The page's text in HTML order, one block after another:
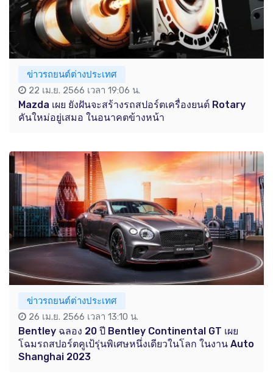
ข่าวรถยนต์ต่างประเทศ
22 เม.ย. 2566 เวลา 19:06 น.
Mazda เผย ยังฝันจะสร้างรถสปอร์ตเครื่องยนต์ Rotary
คันใหม่อยู่เสมอ ในอนาคตข้างหน้า
ข่าวรถยนต์ต่างประเทศ
26 เม.ย. 2566 เวลา 13:10 น.
Bentley ฉลอง 20 ปี Bentley Continental GT เผย
โฉมรถสปอร์ตคูเป้รุ่นพิเศษหนึ่งเดียวในโลก ในงาน Auto
Shanghai 2023